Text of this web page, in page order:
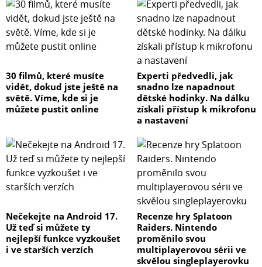
30 filmů, které musíte
vidět, dokud jste ještě na
světě. Víme, kde si je
můžete pustit online
Experti předvedli, jak
snadno lze napadnout
dětské hodinky. Na dálku
získali přístup k mikrofonu
a nastavení
Nečekejte na Android 17.
Už teď si můžete ty
nejlepší funkce vyzkoušet
i ve starších verzích
Recenze hry Splatoon
Raiders. Nintendo
proměnilo svou
multiplayerovou sérii ve
skvělou singleplayerovku